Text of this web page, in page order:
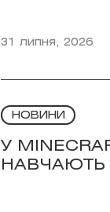
31 липня, 2026
НОВИНИ
У
НАВЧАЮТЬ